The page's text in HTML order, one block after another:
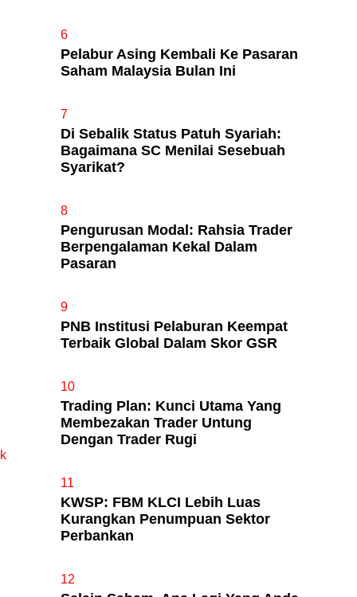
6
Pelabur Asing Kembali Ke Pasaran
Saham Malaysia Bulan Ini
7
Di Sebalik Status Patuh Syariah:
Bagaimana SC Menilai Sesebuah
Syarikat?
8
Pengurusan Modal: Rahsia Trader
Berpengalaman Kekal Dalam
Pasaran
9
PNB Institusi Pelaburan Keempat
Terbaik Global Dalam Skor GSR
10
Trading Plan: Kunci Utama Yang
Membezakan Trader Untung
Dengan Trader Rugi
11
KWSP: FBM KLCI Lebih Luas
Kurangkan Penumpuan Sektor
Perbankan
12